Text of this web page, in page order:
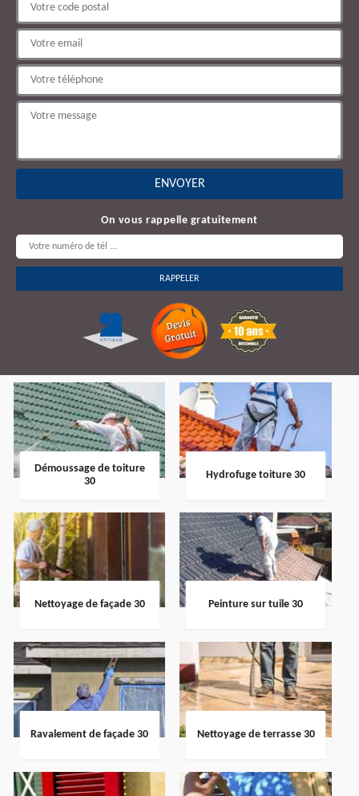
On vous rappelle gratuitement
Démoussage de toiture
30
Hydrofuge toiture 30
Nettoyage de façade 30 Peinture sur tuile 30
Ravalement de façade 30 Nettoyage de terrasse 30